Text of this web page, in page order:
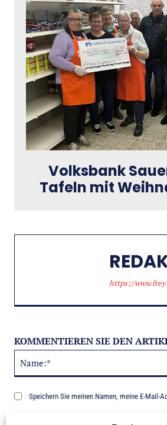
Volksbank
Tafeln mit
https://
KOMMENTIEREN SIE DEN
Speichern Sie meinen Namen, meine E-Mail-